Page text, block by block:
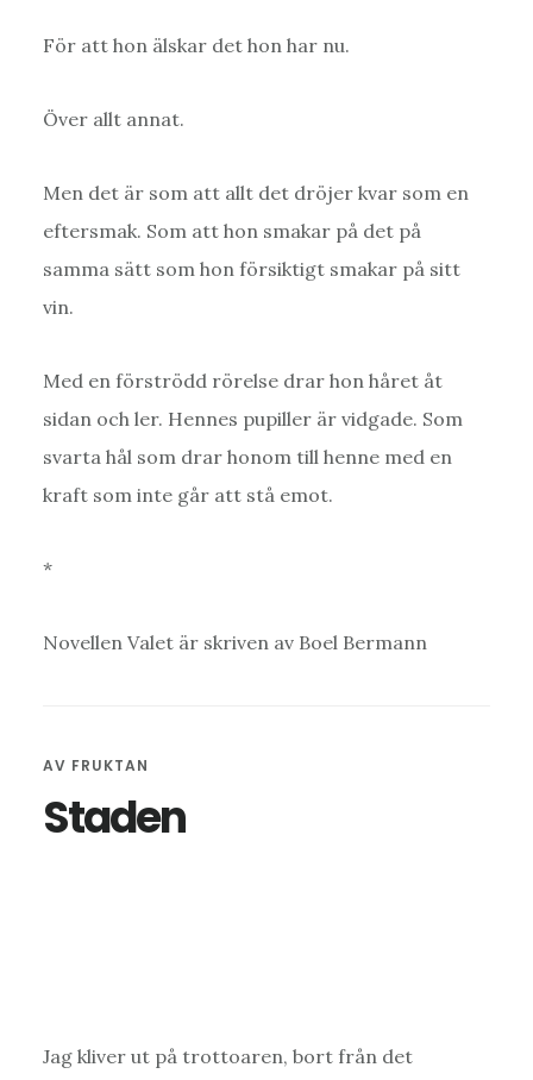
För att hon älskar det hon har nu.
Över allt annat.
Men det är som att allt det dröjer kvar som en
eftersmak. Som att hon smakar på det på
samma sätt som hon försiktigt smakar på sitt
vin.
Med en förströdd rörelse drar hon håret åt
sidan och ler. Hennes pupiller är vidgade. Som
svarta hål som drar honom till henne med en
kraft som inte går att stå emot.
*
Novellen Valet är skriven av Boel Bermann
AV FRUKTAN
Staden
Jag kliver ut på trottoaren, bort från det